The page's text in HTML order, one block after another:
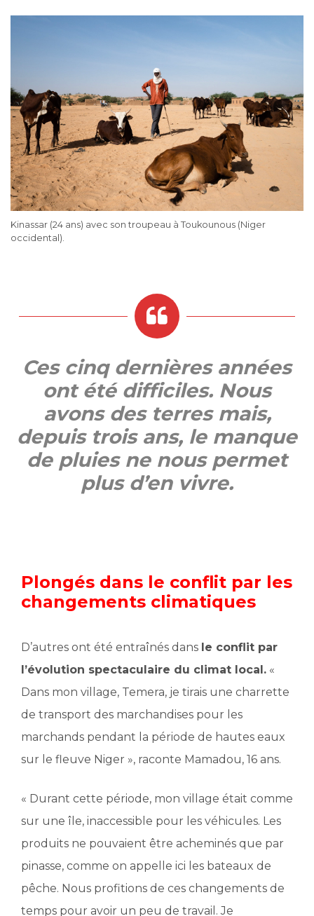
Kinassar (24 ans) avec son troupeau à Toukounous (Niger
occidental).
Ces cinq dernières années
ont été difficiles. Nous
avons des terres mais,
depuis trois ans, le manque
de pluies ne nous permet
plus d’en vivre.
Plongés dans le conflit par les
changements climatiques
D’autres ont été entraînés dans le conflit par
l’évolution spectaculaire du climat local. «
Dans mon village, Temera, je tirais une charrette
de transport des marchandises pour les
marchands pendant la période de hautes eaux
sur le fleuve Niger », raconte Mamadou, 16 ans.
« Durant cette période, mon village était comme
sur une île, inaccessible pour les véhicules. Les
produits ne pouvaient être acheminés que par
pinasse, comme on appelle ici les bateaux de
pêche. Nous profitions de ces changements de
temps pour avoir un peu de travail. Je